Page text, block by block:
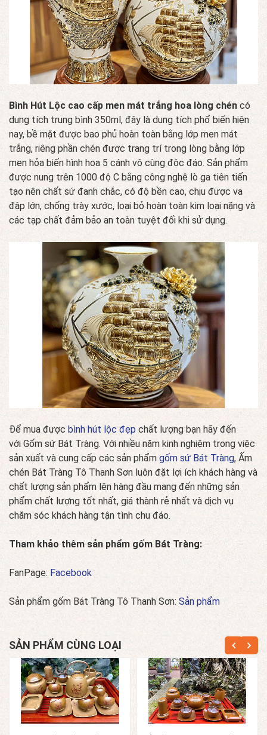
Bình Hút Lộc cao cấp men mát trắng hoa lòng chén có
dung tích trung bình 350ml, đây là dung tích phổ biến hiện
nay, bề mặt được bao phủ hoàn toàn bằng lớp men mát
trắng, riêng phần chén được trang trí trong lòng bằng lớp
men hỏa biến hình hoa 5 cánh vô cùng độc đáo. Sản phẩm
được nung trên 1000 độ C bằng công nghệ lò ga tiên tiến
tạo nên chất sứ đanh chắc, có độ bền cao, chịu được va
đập lớn, chống trày xước, loại bỏ hoàn toàn kim loại nặng và
các tạp chất đảm bảo an toàn tuyệt đối khi sử dụng.
Để mua được bình hút lộc đẹp chất lượng bạn hãy đến
với Gốm sứ Bát Tràng. Với nhiều năm kinh nghiệm trong việc
sản xuất và cung cấp các sản phẩm gốm sứ Bát Tràng, Ấm
chén Bát Tràng Tô Thanh Sơn luôn đặt lợi ích khách hàng và
chất lượng sản phẩm lên hàng đầu mang đến những sản
phẩm chất lượng tốt nhất, giá thành rẻ nhất và dịch vụ
chăm sóc khách hàng tận tình chu đáo.
Tham khảo thêm sản phẩm gốm Bát Tràng:
FanPage: Facebook
Sản phẩm gốm Bát Tràng Tô Thanh Sơn: Sản phẩm
SẢN PHẨM CÙNG LOẠI